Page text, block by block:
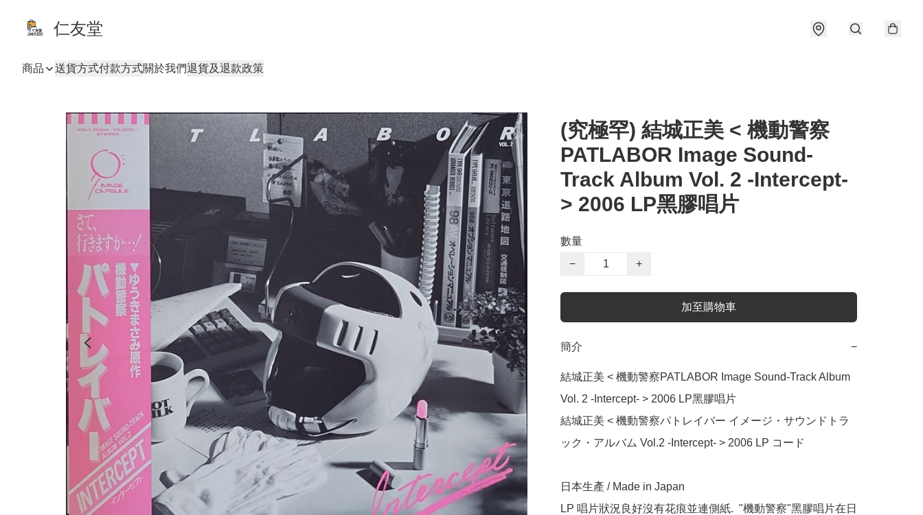
仁友堂
商品 送貨方式付款方式關於我們退貨及退款政策
(究極罕) 結城正美 < 機動警察
PATLABOR Image Sound-
Track Album Vol. 2 -Intercept-
> 2006 LP黑膠唱片
數量
−
+
加至購物車
簡介 −
結城正美 < 機動警察PATLABOR Image Sound-Track Album
Vol. 2 -Intercept- > 2006 LP黑膠唱片
結城正美 < 機動警察パトレイバー イメージ・サウンドトラ
ック・アルバム Vol.2 -Intercept- > 2006 LP コード
日本生產 / Made in Japan
LP 唱片狀況良好沒有花痕並連側紙.  "機動警察"黑膠唱片在日